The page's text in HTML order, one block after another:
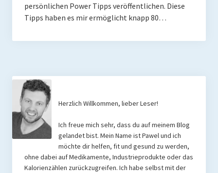
Ebooks To Go
Videos
Reviews
Produkttest
Rezension
Gastautor werden
Paleo Bücher
persönlichen Power Tipps veröffentlichen. Diese
Tipps haben es mir ermöglicht knapp 80…
Herzlich Willkommen, lieber Leser!
Ich freue mich sehr, dass du auf meinem Blog
gelandet bist. Mein Name ist Pawel und ich
möchte dir helfen, fit und gesund zu werden,
ohne dabei auf Medikamente, Industrieprodukte oder das
Kalorienzählen zurückzugreifen. Ich habe selbst mit der